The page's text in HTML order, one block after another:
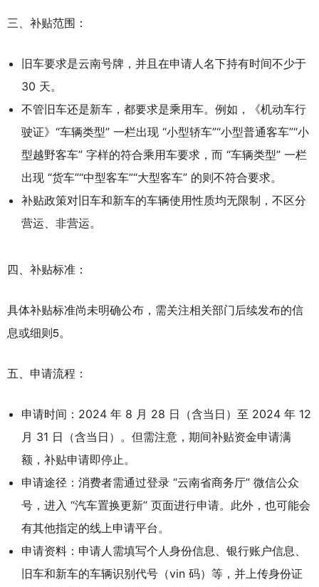
三、补贴范围：
旧车要求是云南号牌，并且在申请人名下持有时间不少于
30 天。
不管旧车还是新车，都要求是乘用车。例如，《机动车行
驶证》“车辆类型” 一栏出现 “小型轿车”“小型普通客车”“小
型越野客车” 字样的符合乘用车要求，而 “车辆类型” 一栏
出现 “货车”“中型客车”“大型客车” 的则不符合要求。
补贴政策对旧车和新车的车辆使用性质均无限制，不区分
营运、非营运。
四、补贴标准：
具体补贴标准尚未明确公布，需关注相关部门后续发布的信
息或细则5。
五、申请流程：
申请时间：2024 年 8 月 28 日（含当日）至 2024 年 12
月 31 日（含当日）。但需注意，期间补贴资金申请满
额，补贴申请即停止。
申请途径：消费者需通过登录 “云南省商务厅” 微信公众
号，进入 “汽车置换更新” 页面进行申请。此外，也可能会
有其他指定的线上申请平台。
申请资料：申请人需填写个人身份信息、银行账户信息、
旧车和新车的车辆识别代号（vin 码）等，并上传身份证